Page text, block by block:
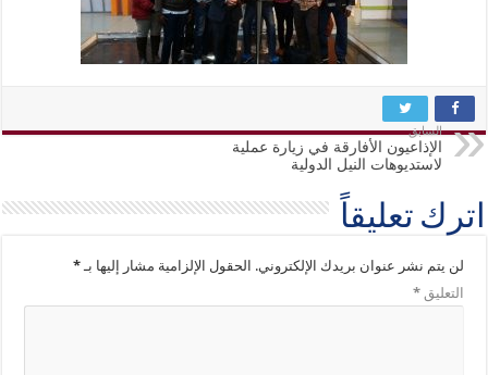
السابق
الإذاعيون الأفارقة في زيارة عملية
لاستديوهات النيل الدولية
اترك تعليقاً
لن يتم نشر عنوان بريدك الإلكتروني. الحقول الإلزامية مشار إليها بـ*
التعليق*